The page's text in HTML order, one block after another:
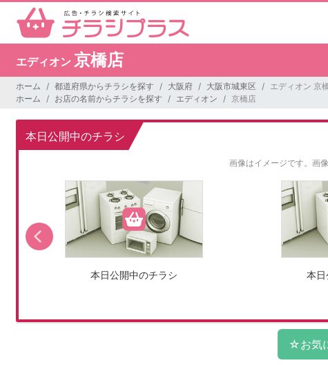
エディオン 京橋店
ホーム 都道府県からチラシを探す 大阪府 大阪市城東区
エディオン 京
ホーム
お店の名前からチラシを探す エディオン 京橋店
本日公開中のチラシ
画像はイメージです。 画
本日公開中のチラシ 本日